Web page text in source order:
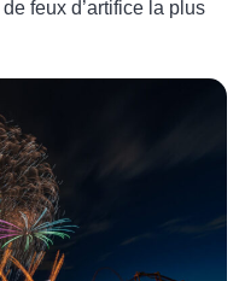
feux d’artifice la plus